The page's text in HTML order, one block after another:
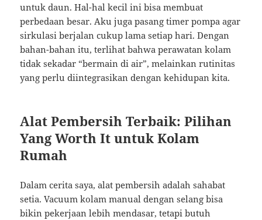
untuk daun. Hal-hal kecil ini bisa membuat
perbedaan besar. Aku juga pasang timer pompa agar
sirkulasi berjalan cukup lama setiap hari. Dengan
bahan-bahan itu, terlihat bahwa perawatan kolam
tidak sekadar “bermain di air”, melainkan rutinitas
yang perlu diintegrasikan dengan kehidupan kita.
Alat Pembersih Terbaik: Pilihan
Yang Worth It untuk Kolam
Rumah
Dalam cerita saya, alat pembersih adalah sahabat
setia. Vacuum kolam manual dengan selang bisa
bikin pekerjaan lebih mendasar, tetapi butuh